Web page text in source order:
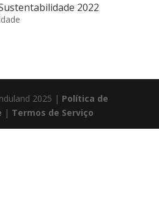
2022
2025 | Política de
| Termos de Serviço